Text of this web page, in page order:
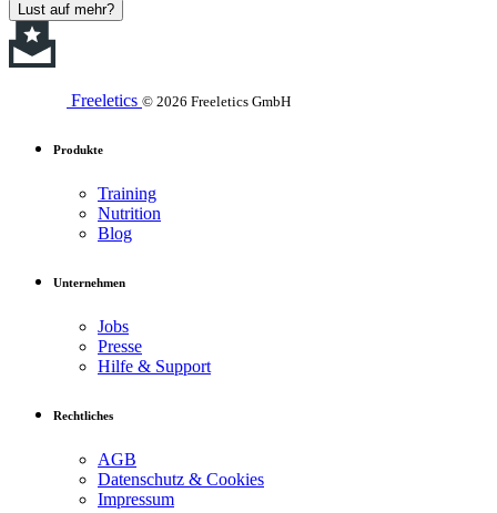
Lust auf mehr?
Freeletics © 2026 Freeletics GmbH
Produkte
Training
Nutrition
Blog
Unternehmen
Jobs
Presse
Hilfe & Support
Rechtliches
AGB
Datenschutz & Cookies
Impressum